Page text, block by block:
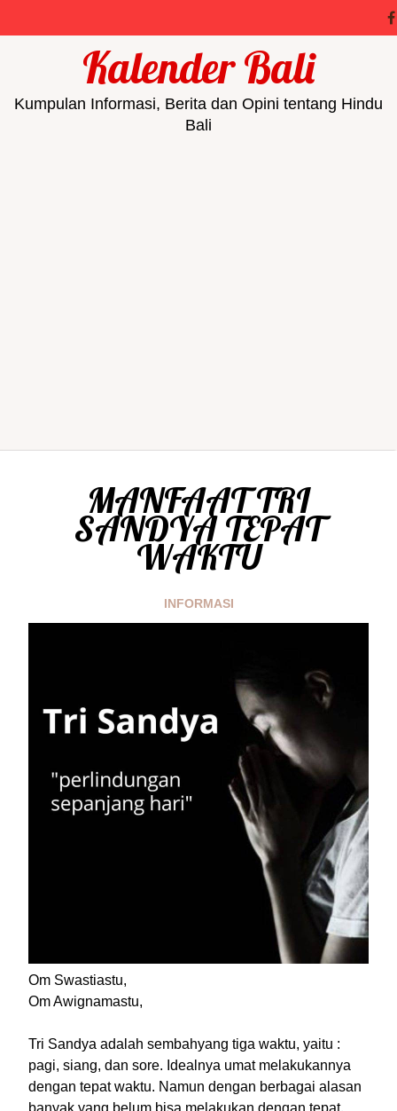
Kalender Bali
Kumpulan Informasi, Berita dan Opini tentang Hindu
Bali
MANFAAT TRI
SANDYA TEPAT
WAKTU
INFORMASI
Om Swastiastu,
Om Awignamastu,
Tri Sandya adalah sembahyang tiga waktu, yaitu :
pagi, siang, dan sore. Idealnya umat melakukannya
dengan tepat waktu. Namun dengan berbagai alasan
banyak yang belum bisa melakukan dengan tepat,